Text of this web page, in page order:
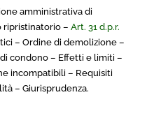
amministrativa di
ripristinatorio – Art. 31 d.p.r.
– Ordine di demolizione –
condono – Effetti e limiti –
incompatibili – Requisiti
– Giurisprudenza.